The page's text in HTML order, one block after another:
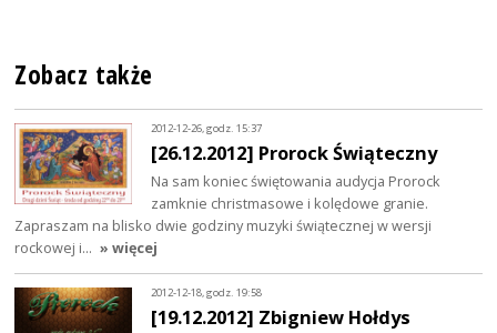
Zobacz także
2012-12-26, godz. 15:37
[26.12.2012] Prorock Świąteczny
Na sam koniec świętowania audycja Prorock
zamknie christmasowe i kolędowe granie.
Zapraszam na blisko dwie godziny muzyki świątecznej w wersji
rockowej i… » więcej
2012-12-18, godz. 19:58
[19.12.2012] Zbigniew Hołdys